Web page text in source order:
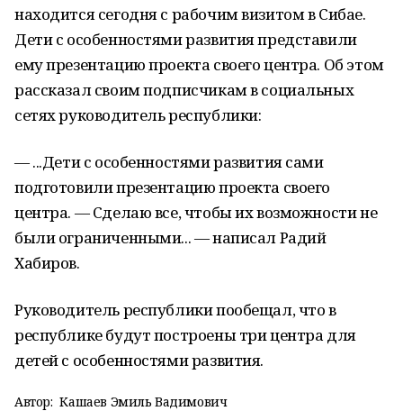
находится сегодня с рабочим визитом в Сибае.
Дети с особенностями развития представили
ему презентацию проекта своего центра. Об этом
рассказал своим подписчикам в социальных
сетях руководитель республики:
— ...Дети с особенностями развития сами
подготовили презентацию проекта своего
центра. — Сделаю все, чтобы их возможности не
были ограниченными... — написал Радий
Хабиров.
Руководитель республики пообещал, что в
республике будут построены три центра для
детей с особенностями развития.
Автор: Кашаев Эмиль Вадимович